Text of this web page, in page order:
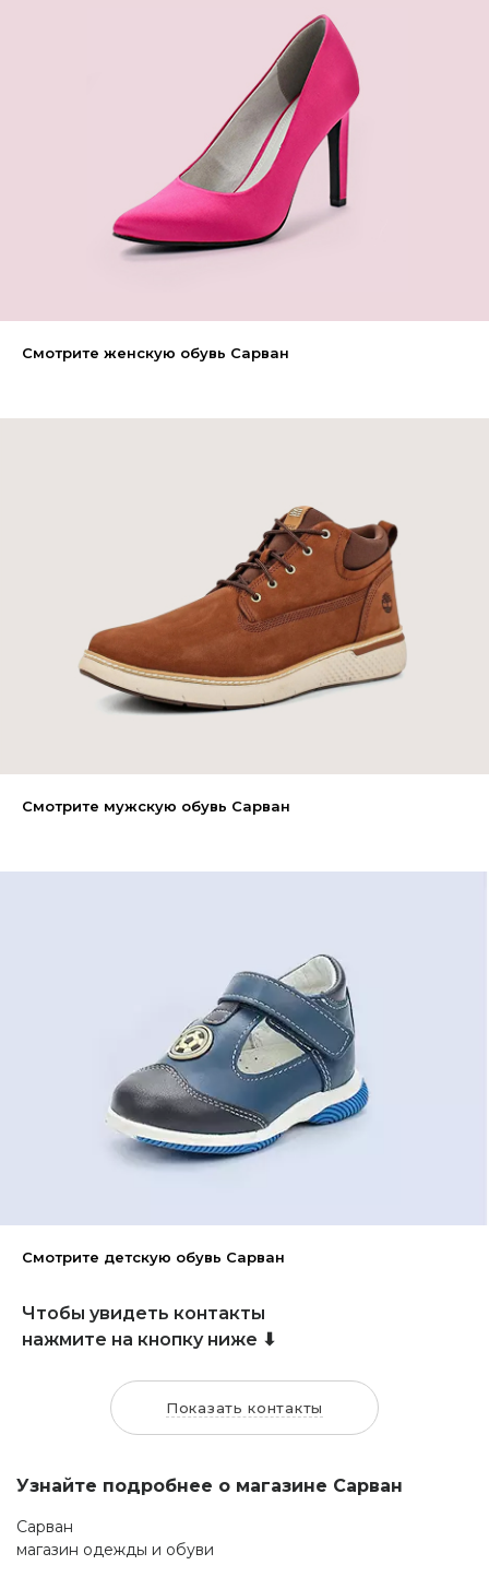
Смотрите женскую обувь Сарван
Смотрите мужскую обувь Сарван
Смотрите детскую обувь Сарван
Чтобы увидеть контакты
нажмите на кнопку ниже ⬇
Показать контакты
Узнайте подробнее о магазине Сарван
Сарван
магазин одежды и обуви